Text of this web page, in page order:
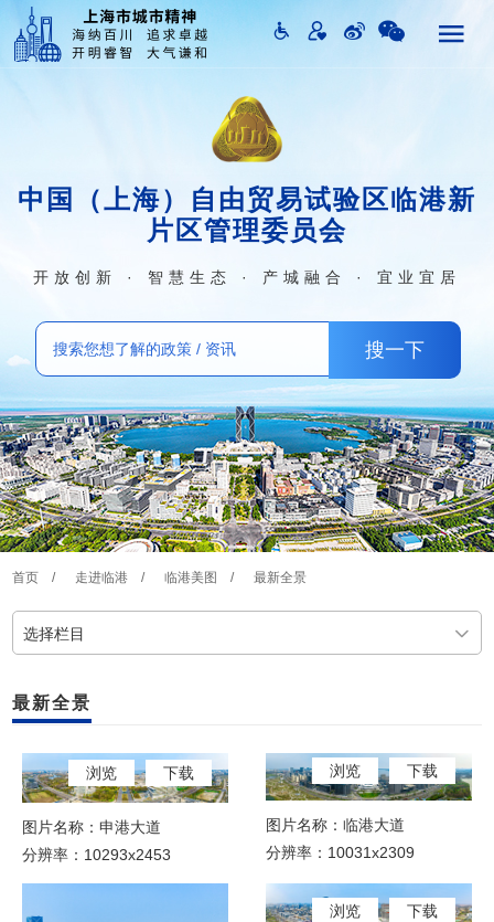
中国（上海）自由贸易试验区临港新
片区管理委员会
开放创新 · 智慧生态 · 产城融合 · 宜业宜居
首页 / 走进临港 / 临港美图 / 最新全景
选择栏目
最新全景
浏览 下载
图片名称：申港大道
分辨率：10293x2453
浏览 下载
图片名称：临港大道
分辨率：10031x2309
浏览 下载